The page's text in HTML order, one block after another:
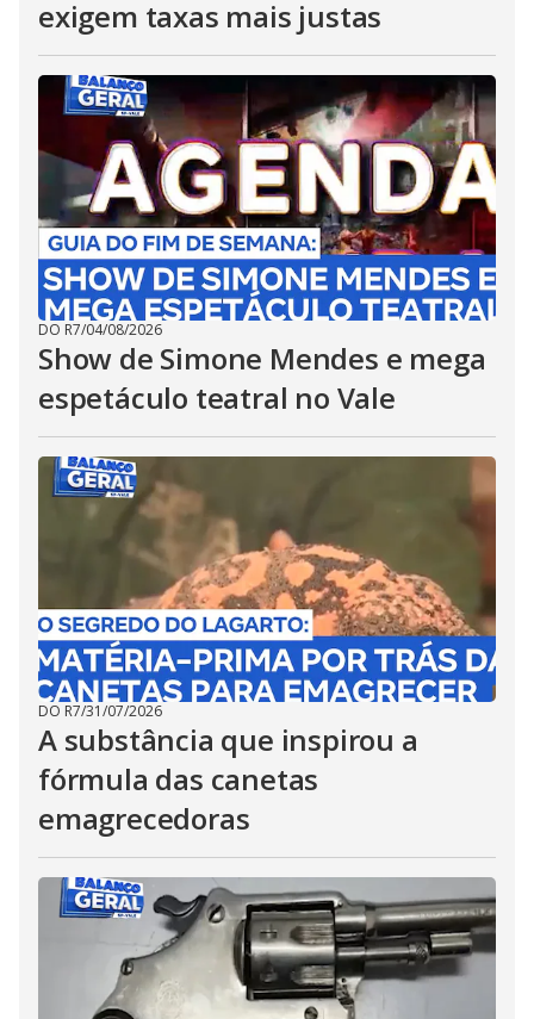
exigem taxas mais justas
DO R7/04/08/2026
Show de Simone Mendes e mega
espetáculo teatral no Vale
DO R7/31/07/2026
A substância que inspirou a
fórmula das canetas
emagrecedoras